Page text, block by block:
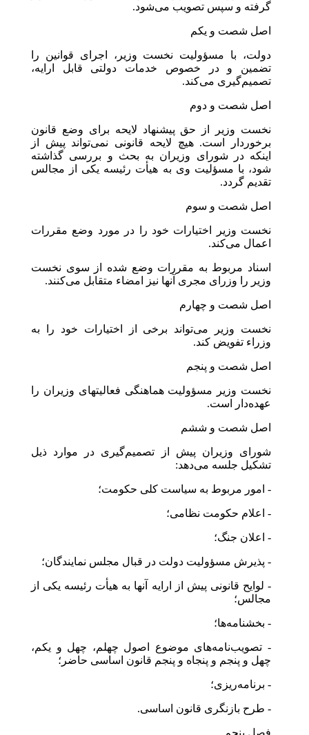
گرفته و سپس تصویب می‌شود.
اصل شصت و یکم
دولت، با مسؤولیت نخست وزیر، اجرای قوانین را
تضمین و در خصوص خدمات دولتی قابل ارایه،
تصمیم‌گیری می‌کند.
اصل شصت و دوم
نخست وزیر از حق پیشنهاد لایحه برای وضع قانون
برخوردار است. هیچ لایحه قانونی نمی‌تواند پیش از
اینکه در شورای وزیران به بحث و بررسی گذاشته
شود، با مسؤلیت وی به هیأت رئیسه یکی از مجالس
تقدیم گردد.
اصل شصت و سوم
نخست وزیر اختیارات خود را در مورد وضع مقررات
اعمال می‌کند.
اسناد مربوط به مقررات وضع شده از سوی نخست
وزیر را وزرای مجری آنها نیز امضاء متقابل می‌کنند.
اصل شصت و چهارم
نخست وزیر می‌تواند برخی از اختیارات خود را به
وزراء تفویض کند.
اصل شصت و پنجم
نخست وزیر مسؤولیت هماهنگی فعالیتهای وزیران را
عهده‌دار است.
اصل شصت و ششم
شورای وزیران پیش از تصمیم‌گیری در موارد ذیل
تشکیل جلسه می‌دهد:
- امور مربوط به سیاست کلی حکومت؛
- اعلام حکومت نظامی؛
- اعلان جنگ؛
- پذیرش مسؤولیت دولت در قبال مجلس نمایندگان؛
- لوایح قانونی پیش از ارایه آنها به هیأت رئیسه یکی از
مجالس؛
- بخشنامه‌ها؛
- تصویب‌نامه‌های موضوع اصول چهلم، چهل و یکم،
چهل و پنجم و پنجاه و پنجم قانون اساسی حاضر؛
- برنامه‌ریزی؛
- طرح بازنگری قانون اساسی.
فصل پنجم